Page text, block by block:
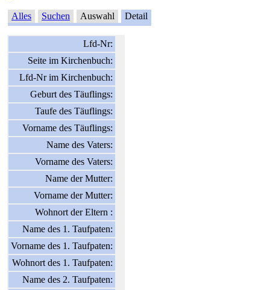
Alles Suchen Auswahl Detail
Lfd-Nr:
Seite im Kirchenbuch:
Lfd-Nr im Kirchenbuch:
Geburt des Täuflings:
Taufe des Täuflings:
Vorname des Täuflings:
Name des Vaters:
Vorname des Vaters:
Name der Mutter:
Vorname der Mutter:
Wohnort der Eltern :
Name des 1. Taufpaten:
Vorname des 1. Taufpaten:
Wohnort des 1. Taufpaten:
Name des 2. Taufpaten: